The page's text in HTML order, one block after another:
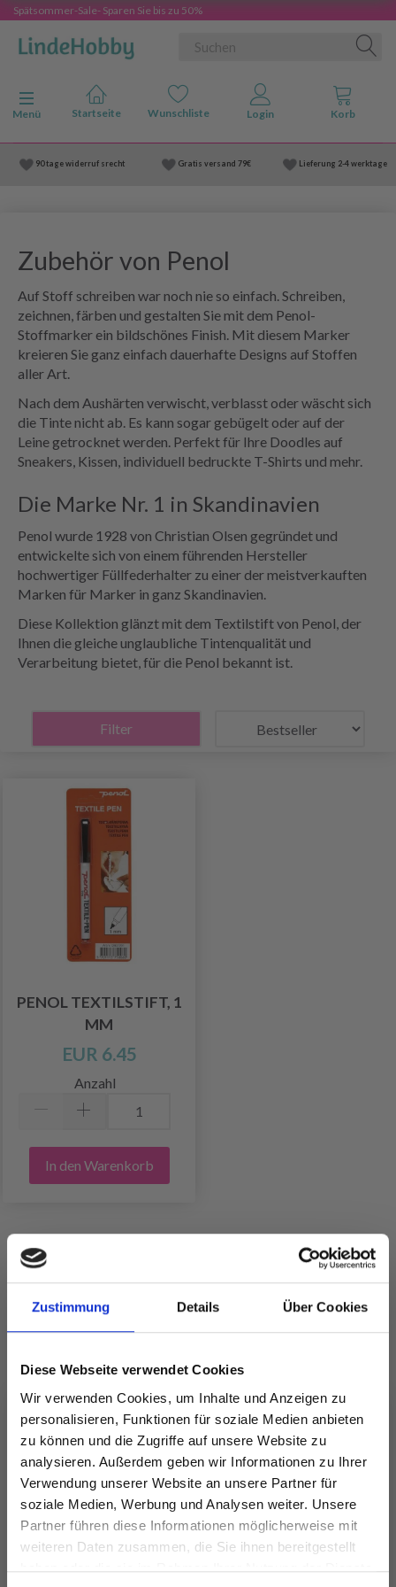
Zustimmung Details Über Cookies
Diese Webseite verwendet Cookies
Wir verwenden Cookies, um Inhalte und Anzeigen zu
personalisieren, Funktionen für soziale Medien anbieten
zu können und die Zugriffe auf unsere Website zu
analysieren. Außerdem geben wir Informationen zu Ihrer
Verwendung unserer Website an unsere Partner für
soziale Medien, Werbung und Analysen weiter. Unsere
Partner führen diese Informationen möglicherweise mit
weiteren Daten zusammen, die Sie ihnen bereitgestellt
haben oder die sie im Rahmen Ihrer Nutzung der Dienste
Spätsommer-Sale- Sparen Sie bis zu 50%
Anzeige ändern
Menü
90 tage widerruf srecht Gratis versand 79€ Lieferung 2-4 werktage
Zubehör von Penol
Auf Stoff schreiben war noch nie so einfach. Schreiben,
zeichnen, färben und gestalten Sie mit dem Penol-
Stoffmarker ein bildschönes Finish. Mit diesem Marker
kreieren Sie ganz einfach dauerhafte Designs auf Stoffen
aller Art.
Nach dem Aushärten verwischt, verblasst oder wäscht sich
die Tinte nicht ab. Es kann sogar gebügelt oder auf der
Leine getrocknet werden. Perfekt für Ihre Doodles auf
Sneakers, Kissen, individuell bedruckte T-Shirts und mehr.
Die Marke Nr. 1 in Skandinavien
Penol wurde 1928 von Christian Olsen gegründet und
entwickelte sich von einem führenden Hersteller
hochwertiger Füllfederhalter zu einer der meistverkauften
Marken für Marker in ganz Skandinavien.
Diese Kollektion glänzt mit dem Textilstift von Penol, der
Ihnen die gleiche unglaubliche Tintenqualität und
Verarbeitung bietet, für die Penol bekannt ist.
Filter
PENOL TEXTILSTIFT, 1
MM
EUR 6.45
Anzahl
In den Warenkorb
ANDERE KAUFTEN AUCH
25% Rabatt
DROPS KID-SILK
EUR 3.55EUR 4.75
Angebot bis
31/08/2026
DROPS BELLE
EUR 2.05
Spare bis zu 50%